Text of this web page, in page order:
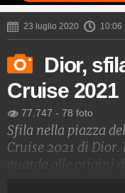
23 luglio 2020 10:06
Dior,
Cruise 2021
77.747 - 78 foto
Sfila nella piazza
Cruise 2021 di
guarda alle origini